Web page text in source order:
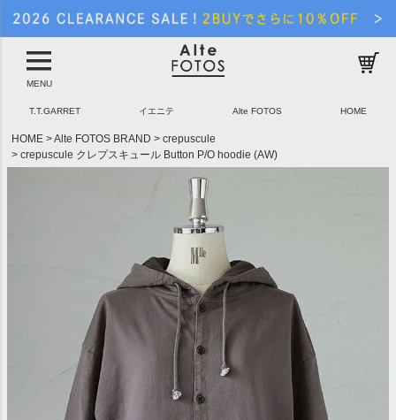
MENU
T.T.GARRET イエニテ Alte FOTOS HOME
HOME Alte FOTOS BRAND
crepuscule
crepuscule クレプスキュール Button P/O hoodie (AW)